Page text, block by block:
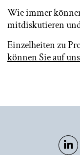
Wie immer
mitdiskutieren
Einzelheiten zu
können Sie auf